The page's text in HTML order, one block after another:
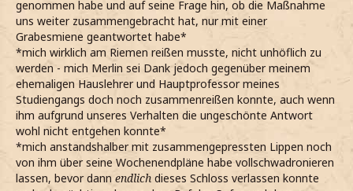
genommen habe und auf seine Frage hin, ob die Maßnahme
uns weiter zusammengebracht hat, nur mit einer
Grabesmiene geantwortet habe*
*mich wirklich am Riemen reißen musste, nicht unhöflich zu
werden - mich Merlin sei Dank jedoch gegenüber meinem
ehemaligen Hauslehrer und Hauptprofessor meines
Studiengangs doch noch zusammenreißen konnte, auch wenn
ihm aufgrund unseres Verhalten die ungeschönte Antwort
wohl nicht entgehen konnte*
*mich anstandshalber mit zusammengepressten Lippen noch
von ihm über seine Wochenendpläne habe vollschwadronieren
lassen, bevor dann endlich dieses Schloss verlassen konnte